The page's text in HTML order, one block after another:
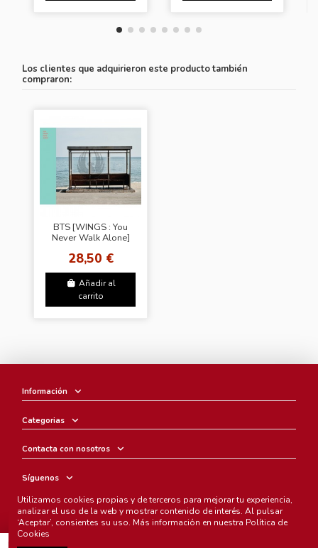
Los clientes que adquirieron este producto también
compraron:
BTS [WINGS : You
Never Walk Alone]
28,50 €
Añadir al
carrito
Información
Categorias
Contacta con nosotros
Síguenos
Boletín
Utilizamos cookies propias y de terceros para mejorar tu experiencia,
analizar el uso de la web y mostrar contenido de interés. Al pulsar
‘Aceptar’, consientes su uso. Más información en nuestra Política de
Cookies